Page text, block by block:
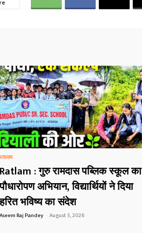
रतलाम
Ratlam : गुरु रामदास पब्लिक स्कूल का
पौधारोपण अभियान, विद्यार्थियों ने दिया
हरित भविष्य का संदेश
Aseem Raj Pandey - August 3, 2026